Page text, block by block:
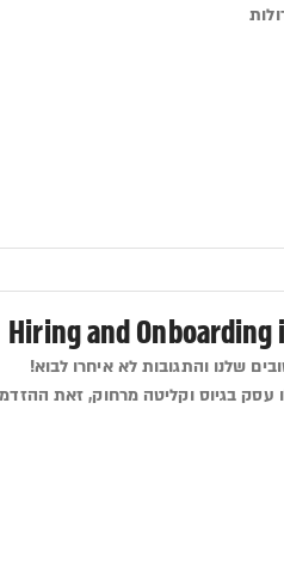
שלנו והתגובות לא איחרו לבוא!
עסק בגיוס וקליטה מרחוק, זאת